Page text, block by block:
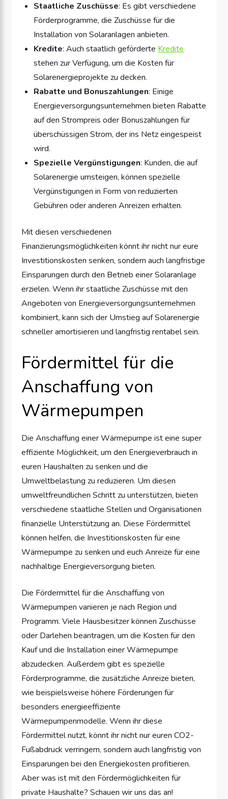
Staatliche Zuschüsse: Es gibt verschiedene
Förderprogramme, die Zuschüsse für die
Installation von Solaranlagen anbieten.
Kredite: Auch staatlich geförderte Kredite
stehen zur Verfügung, um die Kosten für
Solarenergieprojekte zu decken.
Rabatte und Bonuszahlungen: Einige
Energieversorgungsunternehmen bieten Rabatte
auf den Strompreis oder Bonuszahlungen für
überschüssigen Strom, der ins Netz eingespeist
wird.
Spezielle Vergünstigungen: Kunden, die auf
Solarenergie umsteigen, können spezielle
Vergünstigungen in Form von reduzierten
Gebühren oder anderen Anreizen erhalten.
Mit diesen verschiedenen
Finanzierungsmöglichkeiten könnt ihr nicht nur eure
Investitionskosten senken, sondern auch langfristige
Einsparungen durch den Betrieb einer Solaranlage
erzielen. Wenn ihr staatliche Zuschüsse mit den
Angeboten von Energieversorgungsunternehmen
kombiniert, kann sich der Umstieg auf Solarenergie
schneller amortisieren und langfristig rentabel sein.
Fördermittel für die
Anschaffung von
Wärmepumpen
Die Anschaffung einer Wärmepumpe ist eine super
effiziente Möglichkeit, um den Energieverbrauch in
euren Haushalten zu senken und die
Umweltbelastung zu reduzieren. Um diesen
umweltfreundlichen Schritt zu unterstützen, bieten
verschiedene staatliche Stellen und Organisationen
finanzielle Unterstützung an. Diese Fördermittel
können helfen, die Investitionskosten für eine
Wärmepumpe zu senken und euch Anreize für eine
nachhaltige Energieversorgung bieten.
Die Fördermittel für die Anschaffung von
Wärmepumpen variieren je nach Region und
Programm. Viele Hausbesitzer können Zuschüsse
oder Darlehen beantragen, um die Kosten für den
Kauf und die Installation einer Wärmepumpe
abzudecken. Außerdem gibt es spezielle
Förderprogramme, die zusätzliche Anreize bieten,
wie beispielsweise höhere Förderungen für
besonders energieeffiziente
Wärmepumpenmodelle. Wenn ihr diese
Fördermittel nutzt, könnt ihr nicht nur euren CO2-
Fußabdruck verringern, sondern auch langfristig von
Einsparungen bei den Energiekosten profitieren.
Aber was ist mit den Fördermöglichkeiten für
private Haushalte? Schauen wir uns das an!